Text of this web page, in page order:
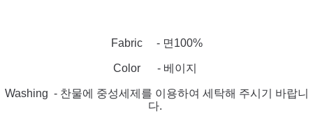
Fabric - 면100%
Color - 베이지
Washing - 찬물에 중성세제를 이용하여 세탁해 주시기 바랍니
다.